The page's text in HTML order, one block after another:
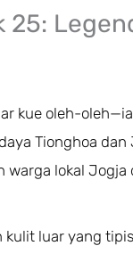
25:
kue oleh-
Tionghoa dan
warga lokal
luar yang